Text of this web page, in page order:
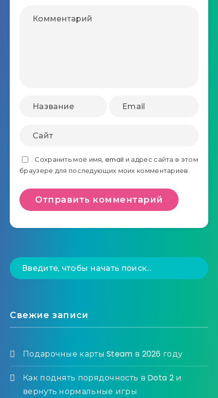
Сохранить моё имя, email и адрес сайта в этом
браузере для последующих моих комментариев.
Свежие записи
Подарочные карты Steam в 2026 году
Как поднять порядочность в Dota 2 и
вернуть нормальные игры